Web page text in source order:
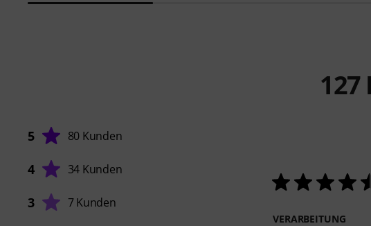
127
5 80 Kunden
4 34 Kunden
3 7 Kunden
VERARBEITUNG